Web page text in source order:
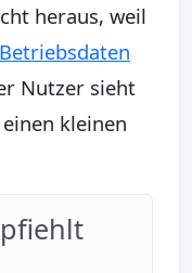
heraus, weil
Betriebsdaten
Nutzer sieht
kleinen